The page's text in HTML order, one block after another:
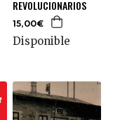
REVOLUCIONARIOS
15,00€
Disponible